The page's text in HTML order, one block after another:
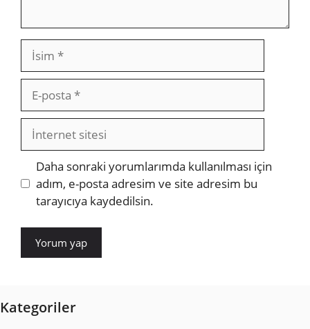
İsim
posta
İnternet
sitesi
Daha sonraki yorumlarımda kullanılması için
adım, e-posta adresim ve site adresim bu
tarayıcıya kaydedilsin.
Kategoriler